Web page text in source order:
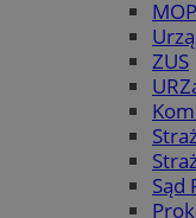
ZUS
Sąd